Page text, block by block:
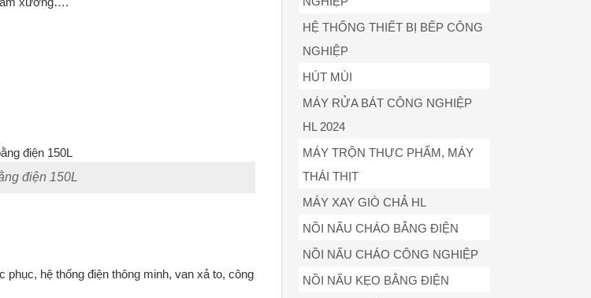
điện 150L
hệ thống điện thông minh, van xả to, công
HỆ THỐNG THIẾT BỊ BẾP CÔNG
NGHIỆP
HÚT MÙI
MÁY RỬA BÁT CÔNG NGHIỆP
HL 2024
MÁY TRỘN THỰC PHẨM, MÁY
THÁI THỊT
MÁY XAY GIÒ CHẢ HL
NỒI NẤU CHÁO BẰNG ĐIỆN
NỒI NẤU CHÁO CÔNG NGHIỆP
NỒI NẤU KẸO BẰNG ĐIỆN